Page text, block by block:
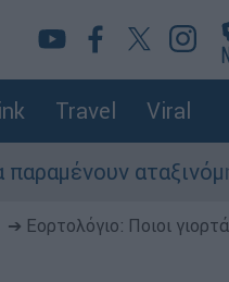
Travel Viral
αταξινόμητα -
➔ Εορτολόγιο: Ποιοι